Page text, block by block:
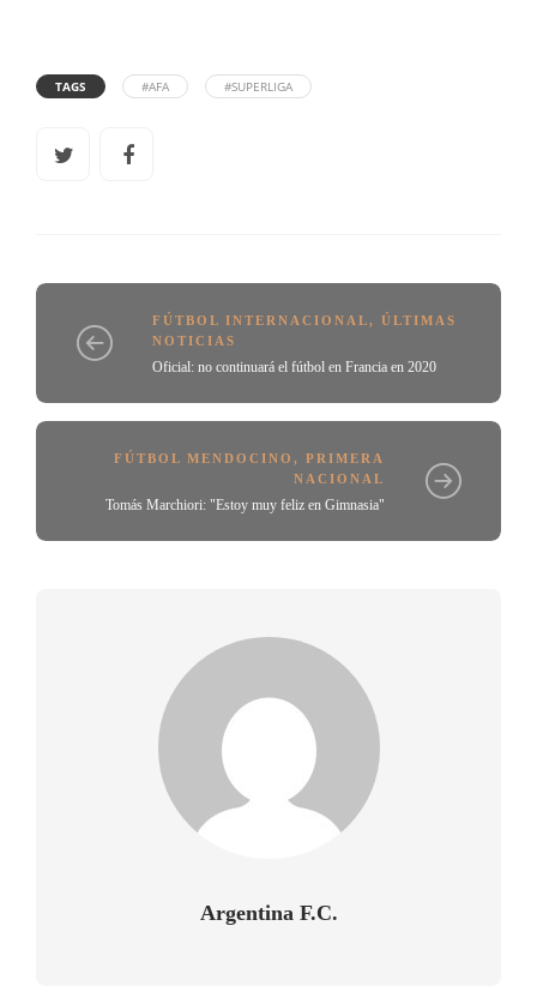
TAGS #AFA #SUPERLIGA
FÚTBOL INTERNACIONAL, ÚLTIMAS
NOTICIAS
Oficial: no continuará el fútbol en Francia en 2020
FÚTBOL MENDOCINO , PRIMERA
NACIONAL
Tomás Marchiori: "Estoy muy feliz en Gimnasia"
Argentina F.C.